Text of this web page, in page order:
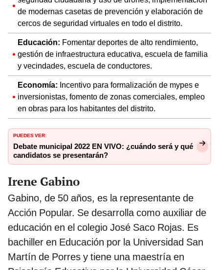
de modernas casetas de prevención y elaboración de
cercos de seguridad virtuales en todo el distrito.
Educación: Fomentar deportes de alto rendimiento,
gestión de infraestructura educativa, escuela de familia
y vecindades, escuela de conductores.
Economía: Incentivo para formalización de mypes e
inversionistas, fomento de zonas comerciales, empleo
en obras para los habitantes del distrito.
PUEDES VER:
Debate municipal 2022 EN VIVO: ¿cuándo será y qué
candidatos se presentarán?
Irene Gabino
Gabino, de 50 años, es la representante de
Acción Popular. Se desarrolla como auxiliar de
educación en el colegio José Saco Rojas. Es
bachiller en Educación por la Universidad San
Martín de Porres y tiene una maestría en